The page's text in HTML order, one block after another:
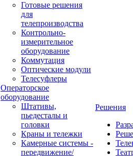
Готовые решения
для
телепроизводства
Контрольно-
измерительное
оборудование
Коммутация
Оптические модули
Телесуфлеры
Операторское
оборудование
Штативы,
пьедесталы и
головки
Краны и тележки
Камерные системы -
передвижение/
Решения